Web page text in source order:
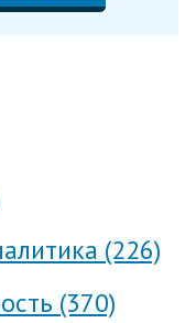
(226)
(370)